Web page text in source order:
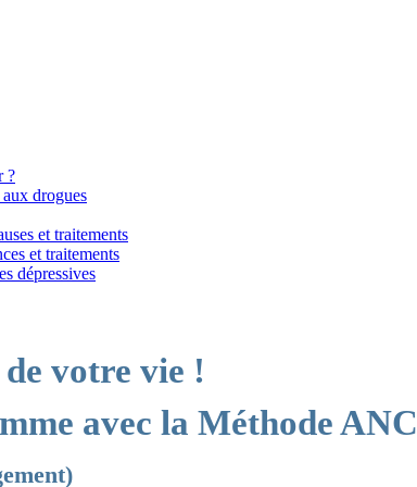
?
drogues
et traitements
et traitements
dépressives
votre vie !
avec la Méthode ANC